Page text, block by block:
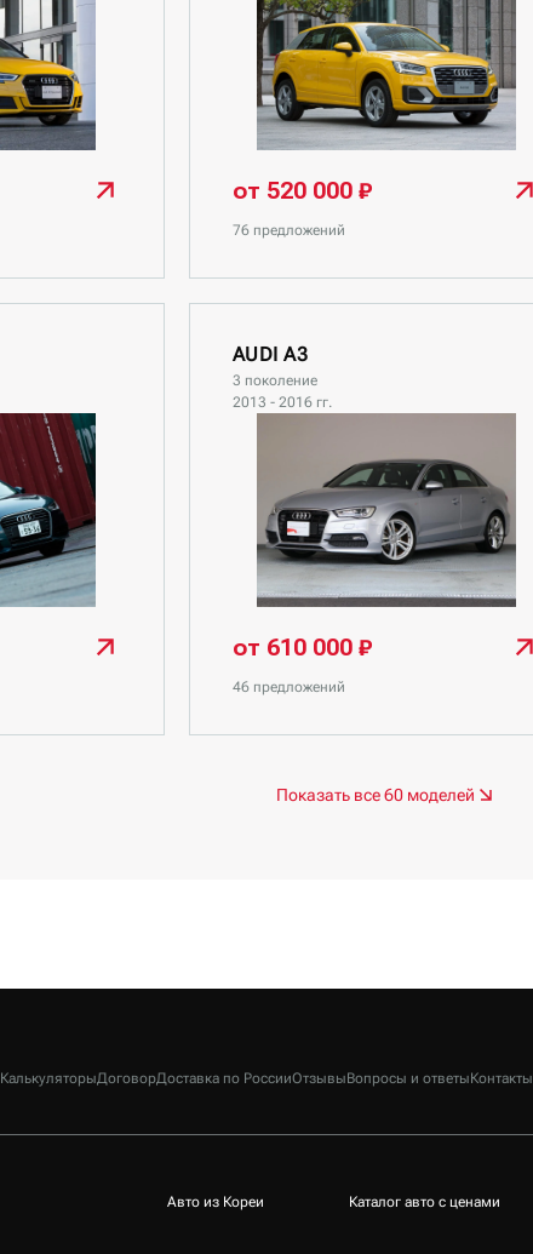
от 520 000 ₽
76 предложений
AUDI A3
3 поколение
2013 - 2016 гг.
от 610 000 ₽
46 предложений
Показать все 60 моделей
КалькуляторыДоговорДоставка по РоссииОтзывыВопросы и ответыКонтакты
Авто из Кореи Каталог авто с ценами